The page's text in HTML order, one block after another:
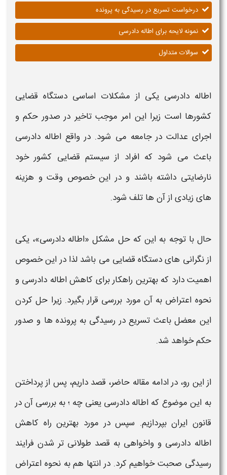
درخواست تسریع در رسیدگی به پرونده
نمونه لایحه برای اطاله دادرسی
سوالات متداول
اطاله دادرسی یکی از مشکلات اساسی دستگاه قضایی
کشورها است زیرا این امر موجب تاخیر در صدور حکم و
اجرای عدالت در جامعه می شود. در واقع اطاله دادرسی
باعث می شود که افراد از سیستم قضایی کشور خود
نارضایتی داشته باشند و در این خصوص وقت و هزینه
های زیادی از آن ها تلف شود.
حال با توجه به این که حل مشکل «اطاله دادرسی»، یکی
از نگرانی های دستگاه قضایی می باشد لذا در این خصوص
اهمیت دارد که بهترین راهکار برای کاهشاطاله دادرسی و
نحوه اعتراض به آن مورد بررسی قرار بگیرد. زیرا حل کردن
این معضل باعث تسریع در رسیدگی به پرونده ها و صدور
حکم خواهد شد.
از این رو، در ادامه مقاله حاضر، قصد داریم، پس از پرداختن
به این موضوع که اطاله دادرسی یعنی چه ؛ به بررسی آن در
قانون ایران بپردازیم. سپس در مورد بهترین راه کاهش
اطاله دادرسی و واخواهی به قصد طولانی تر شدن فرایند
رسیدگی صحبت خواهیم کرد. در انتها هم به نحوه اعتراض